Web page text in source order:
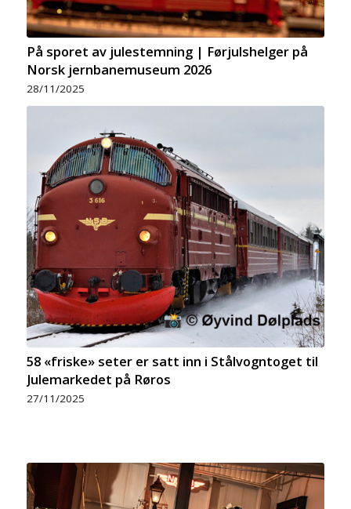
På sporet av julestemning | Førjulshelger på
Norsk jernbanemuseum 2026
28/11/2025
58 «friske» seter er satt inn i Stålvogntoget til
Julemarkedet på Røros
27/11/2025